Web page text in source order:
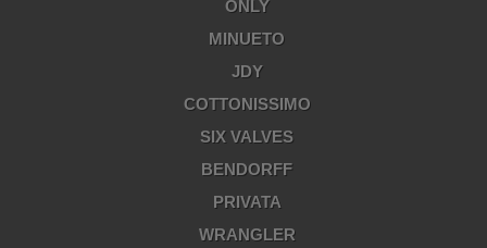
ONLY
MINUETO
JDY
COTTONISSIMO
SIX VALVES
BENDORFF
PRIVATA
WRANGLER